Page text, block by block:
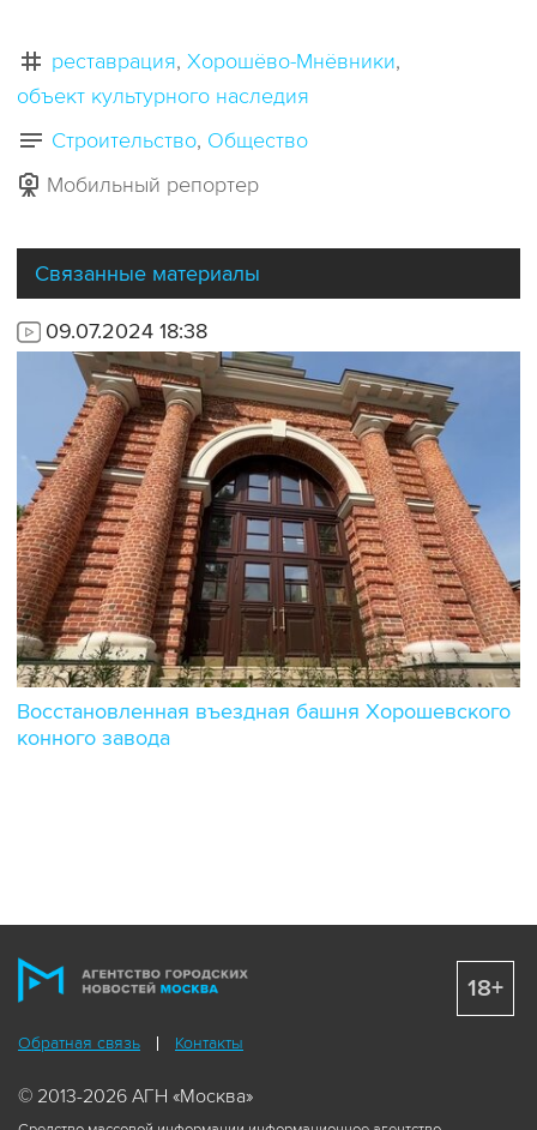
реставрация Хорошёво-Мнёвники
объект культурного наследия
Строительство Общество
Мобильный репортер
Связанные материалы
09.07.2024 18:38
Восстановленная въездная башня Хорошевского
конного завода
Обратная связь Контакты
© 2013-2026 АГН «Москва»
18+